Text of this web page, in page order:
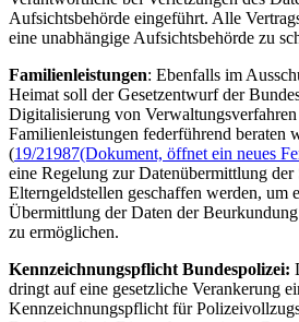
Aufsichtsbehörde eingeführt. Alle
eine unabhängige Aufsichtsbehörde zu
Familienleistungen: Ebenfalls im
Heimat soll der Gesetzentwurf der
Digitalisierung von
Familienleistungen federführend beraten
(19/21987(Dokument, öffnet ein neues
eine Regelung zur Datenübermittlung der
Elterngeldstellen geschaffen werden, um
Übermittlung der Daten der
zu ermöglichen.
Kennzeichnungspflicht Bundespolizei:
dringt auf eine gesetzliche Verankerung
Kennzeichnungspflicht für